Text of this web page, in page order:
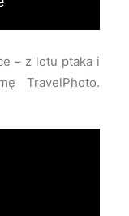
– z lotu ptaka i
TravelPhoto.